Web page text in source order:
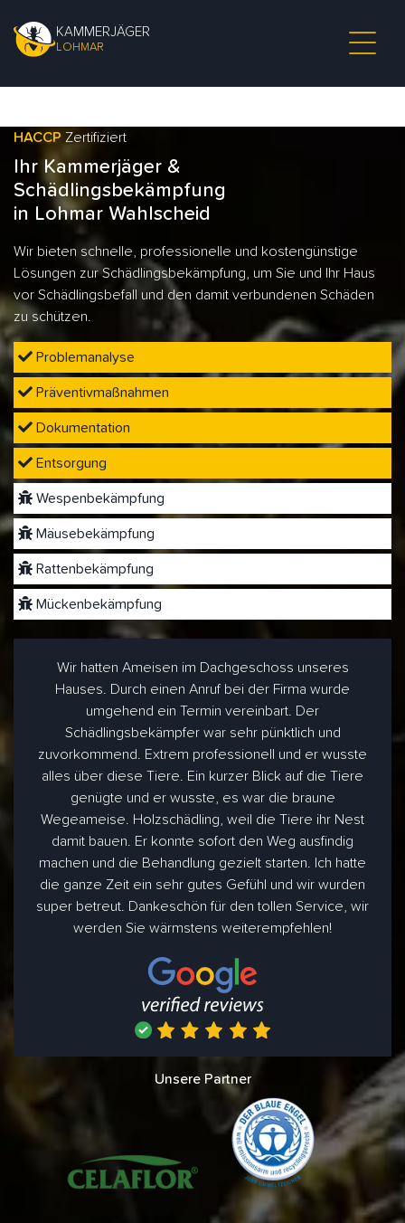
KAMMERJÄGER
LOHMAR
HACCP Zertifiziert
Ihr Kammerjäger &
Schädlingsbekämpfung
in Lohmar Wahlscheid
Wir bieten schnelle, professionelle und kostengünstige
Lösungen zur Schädlingsbekämpfung, um Sie und Ihr Haus
vor Schädlingsbefall und den damit verbundenen Schäden
zu schützen.
Problemanalyse
Präventivmaßnahmen
Dokumentation
Entsorgung
Wespenbekämpfung
Mäusebekämpfung
Rattenbekämpfung
Mückenbekämpfung
Wir hatten Ameisen im Dachgeschoss unseres
Hauses. Durch einen Anruf bei der Firma wurde
umgehend ein Termin vereinbart. Der
Schädlingsbekämpfer war sehr pünktlich und
zuvorkommend. Extrem professionell und er wusste
alles über diese Tiere. Ein kurzer Blick auf die Tiere
genügte und er wusste, es war die braune
Wegeameise. Holzschädling, weil die Tiere ihr Nest
damit bauen. Er konnte sofort den Weg ausfindig
machen und die Behandlung gezielt starten. Ich hatte
die ganze Zeit ein sehr gutes Gefühl und wir wurden
super betreut. Dankeschön für den tollen Service, wir
werden Sie wärmstens weiterempfehlen!
Unsere Partner